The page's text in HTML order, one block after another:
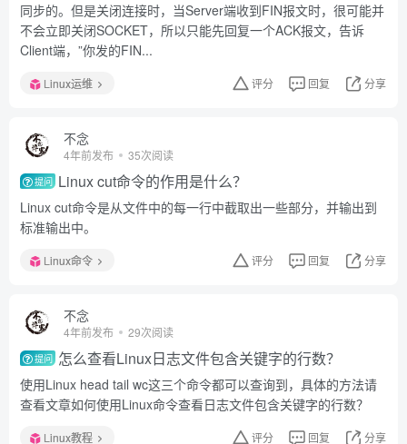
同步的。但是关闭连接时，当Server端收到FIN报文时，很可能并
不会立即关闭SOCKET，所以只能先回复一个ACK报文，告诉
Client端，”你发的FIN...
Linux运维 评分 回复 分享
不念
4年前发布 35次阅读
提问 Linux cut命令的作用是什么？
Linux cut命令是从文件中的每一行中截取出一些部分，并输出到
标准输出中。
Linux命令 评分 回复 分享
不念
4年前发布 29次阅读
提问 怎么查看Linux日志文件包含关键字的行数？
使用Linux head tail wc这三个命令都可以查询到，具体的方法请
查看文章如何使用Linux命令查看日志文件包含关键字的行数？
Linux教程 评分 回复 分享